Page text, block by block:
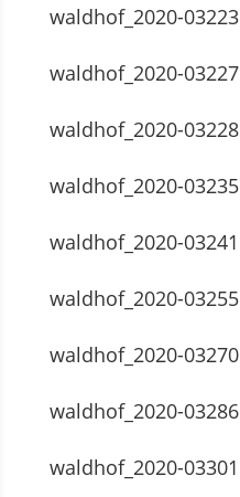
waldhof_2020-03223
waldhof_2020-03227
waldhof_2020-03228
waldhof_2020-03235
waldhof_2020-03241
waldhof_2020-03255
waldhof_2020-03270
waldhof_2020-03286
waldhof_2020-03301